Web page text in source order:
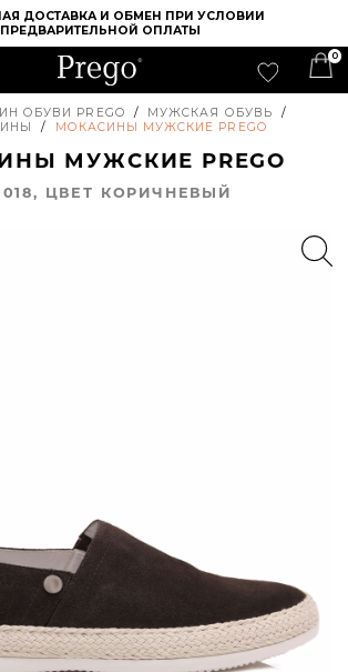
ДОСТАВКА И ОБМЕН ПРИ УСЛОВИИ
ПРЕДВАРИТЕЛЬНОЙ ОПЛАТЫ
0
ОБУВИ PREGO / МУЖСКАЯ ОБУВЬ
/
/ МОКАСИНЫ МУЖСКИЕ PREGO
МУЖСКИЕ PREGO
ЦВЕТ КОРИЧНЕВЫЙ